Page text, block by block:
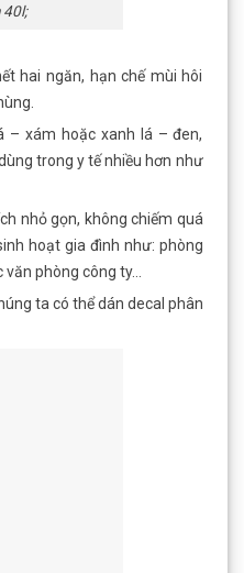
40l;
hai ngăn, hạn chế mùi hôi
– xám hoặc xanh lá – đen,
trong y tế nhiều hơn như
nhỏ gọn, không chiếm quá
hoạt gia đình như: phòng
phòng công ty…
ta có thể dán decal phân